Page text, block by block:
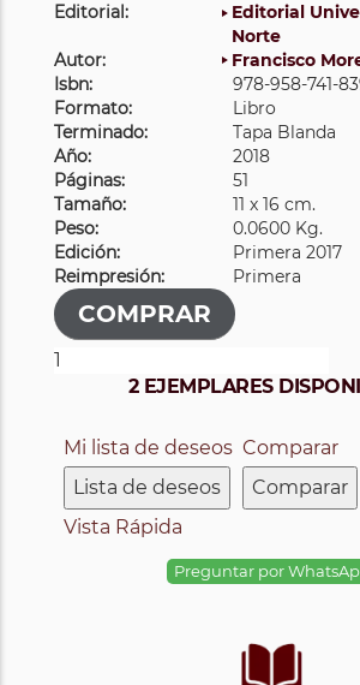
Editorial:
Editorial
Norte
Autor:
Francisco
Isbn:
978-958-741-
Formato:
Libro
Terminado:
Tapa Blanda
Año:
2018
Páginas:
51
Tamaño:
11 x 16 cm.
Peso:
0.0600 Kg.
Edición:
Primera 2017
Reimpresión:
Primera
2 EJEMPLARES
Mi lista de deseos
Lista de deseos
Comparar
Comparar
Vista Rápida
Preguntar por